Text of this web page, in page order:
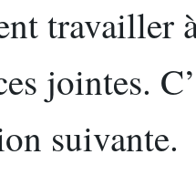
travailler
jointes.
suivante.